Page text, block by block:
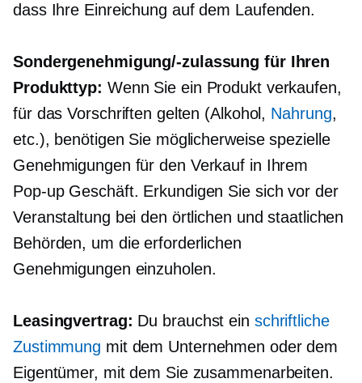
dass Ihre Einreichung auf dem Laufenden.
Sondergenehmigung/-zulassung für Ihren
Produkttyp: Wenn Sie ein Produkt verkaufen,
für das Vorschriften gelten (Alkohol, Nahrung,
etc.), benötigen Sie möglicherweise spezielle
Genehmigungen für den Verkauf in Ihrem
Pop-upGeschäft. Erkundigen Sie sich vor der
Veranstaltung bei den örtlichen und staatlichen
Behörden, um die erforderlichen
Genehmigungen einzuholen.
Leasingvertrag: Du brauchst ein schriftliche
Zustimmung mit dem Unternehmen oder dem
Eigentümer, mit dem Sie zusammenarbeiten.